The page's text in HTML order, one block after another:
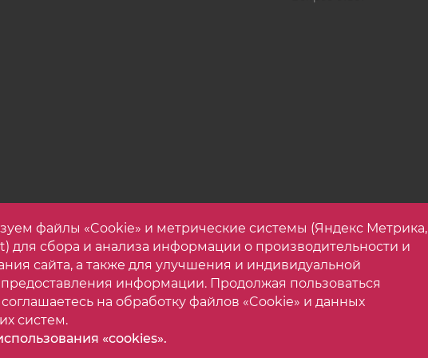
файлы «Cookie» и метрические системы (Яндекс Метрика,
для сбора и анализа информации о производительности и
сайта, а также для улучшения и индивидуальной
информации. Продолжая пользоваться
на обработку файлов «Cookie» и данных
систем.
«cookies».